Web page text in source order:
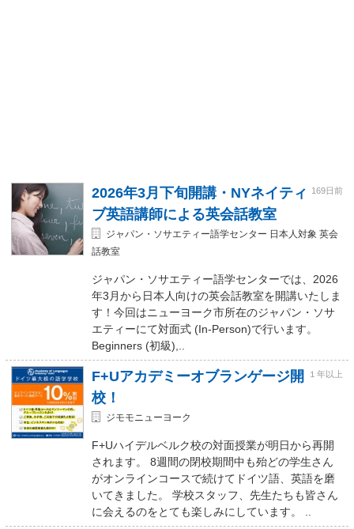
2026年3月下旬開講・NYネイティ
ブ英語講師による英会話教室
169日前
ジャパン・ソサエティー語学センター 日本人対象 英会
話教室
ジャパン・ソサエティー語学センターでは、2026
年3月から日本人向けの英会話教室を開講いたしま
す！今回はニューヨーク市所在のジャパン・ソサ
エティーにて対面式 (In-Person)で行います。
Beginners (初級),..
F+Uアカデミーオブランゲージ開
校！
１年以上
ジモモニューヨーク
F+Uハイデルベルク校の対面授業が明日から再開
されます。 8週間の閉校期間中も殆どの学生さん
がオンラインコースで続けてドイツ語、英語を磨
いてきました。 学校スタッフ、先生たちも皆さん
に会えるのをとても楽しみにしています。 ..